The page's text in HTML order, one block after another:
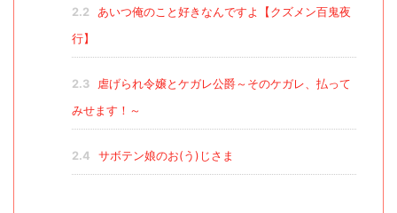
2.2
あいつ俺のこと好きなんですよ【クズメン百鬼夜
行】
2.3
虐げられ令嬢とケガレ公爵～そのケガレ、払って
みせます！～
2.4 サボテン娘のお(う)じさま